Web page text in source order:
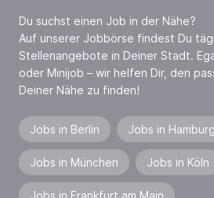
Du suchst einen Job in der Nähe?
Auf unserer Jobbörse findest Du
Stellenangebote in Deiner Stadt.
oder Minijob – wir helfen Dir, den
Deiner Nähe zu finden!
Jobs in Berlin Jobs in Hamburg
Jobs in München Jobs in Köln
Jobs in Frankfurt am Main